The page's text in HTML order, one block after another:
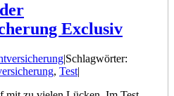
Exclusiv
|Schlagwörter:
, Test|